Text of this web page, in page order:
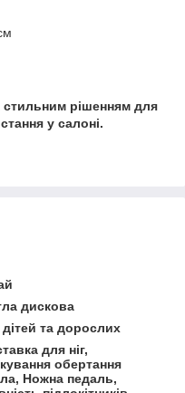
стильним рішенням для
у салоні.
дискова
та дорослих
для ніг,
обертання
Ножна педаль,